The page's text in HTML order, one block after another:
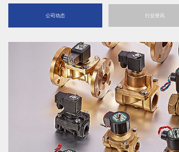
公司动态 行业资讯